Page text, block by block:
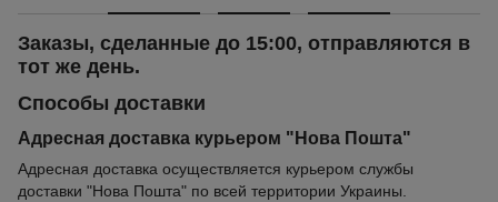
Заказы, сделанные до 15:00, отправляются в
тот же день.
Способы доставки
Адресная доставка курьером "Нова Пошта"
Адресная доставка осуществляется курьером службы
доставки "Нова Пошта" по всей территории Украины.